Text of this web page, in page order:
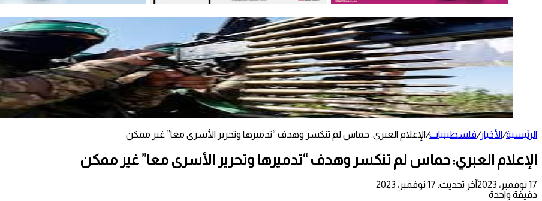
الرئيسية/الأخبار/فلسطينيات/الإعلام العبري: حماس لم تنكسر وهدف “تدميرها وتحرير الأسرى معا” غير ممكن
الإعلام العبري: حماس لم تنكسر وهدف “تدميرها وتحرير الأسرى معا” غير ممكن
17 نوفمبر، 2023
آخر تحديث: 17 نوفمبر، 2023
دقيقة واحدة